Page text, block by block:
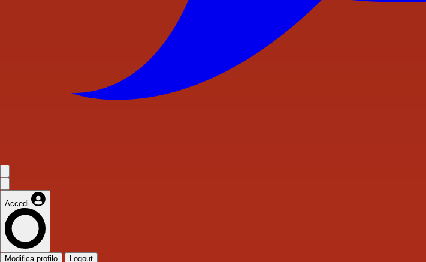
Accedi
Modifica profilo Logout